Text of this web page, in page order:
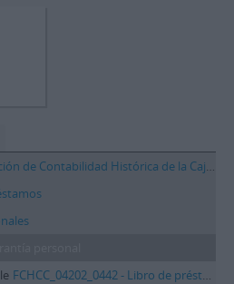
Contabilidad Histórica de la Caja de Canarias
FCHCC_04202_0442 - Libro de préstamos agrícolas con garantía personal